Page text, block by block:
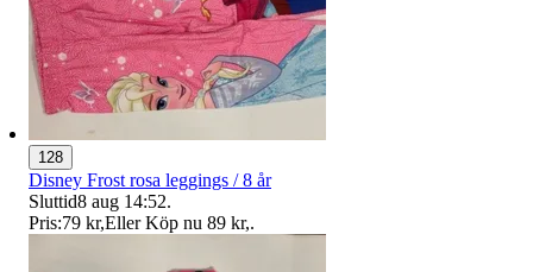
128
Disney Frost rosa leggings / 8 år
Sluttid8 aug 14:52.
Pris:79 kr,Eller Köp nu 89 kr,.